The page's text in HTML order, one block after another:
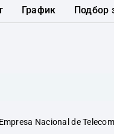
График Подбор
Empresa Nacional de